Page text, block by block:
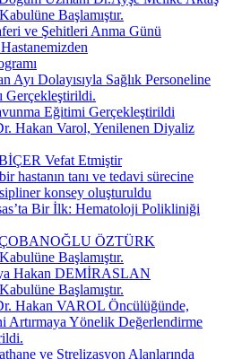
Başlamıştır.
ve Şehitleri Anma Günü
Ayı Dolayısıyla Sağlık Personeline
Gerçekleştirildi.
Eğitimi Gerçekleştirildi
Hakan Varol, Yenilenen Diyaliz
Vefat Etmiştir
hastanın tanı ve tedavi sürecine
konsey oluşturuldu
Bir İlk: Hematoloji Polikliniği
ÖZTÜRK
Başlamıştır.
Hakan DEMİRASLAN
Başlamıştır.
Hakan VAROL Öncülüğünde,
Artırmaya Yönelik Değerlendirme
ve Strelizasyon Alanlarında